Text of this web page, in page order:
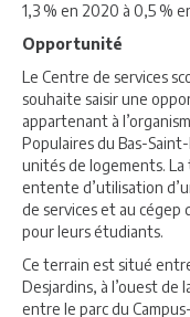
1,3 % en 2020 à 0,5 %
Opportunité
Le Centre de services
souhaite saisir une
appartenant à
Populaires du Bas-
unités de logements.
entente d’utilisation
de services et au cégep
pour leurs étudiants.
Ce terrain est situé
Desjardins, à l’ouest de
entre le parc du